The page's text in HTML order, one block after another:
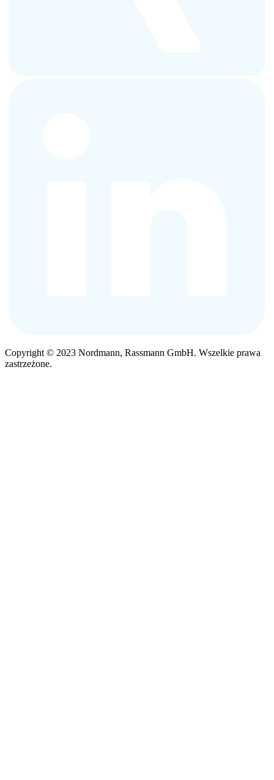
Copyright © 2023 Nordmann, Rassmann GmbH. Wszelkie prawa
zastrzeżone.